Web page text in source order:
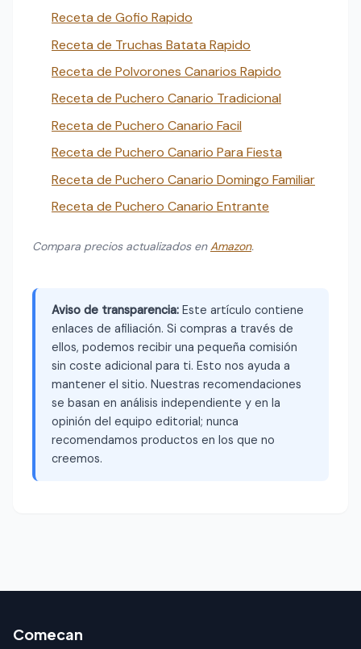
Receta de Gofio Rapido
Receta de Truchas Batata Rapido
Receta de Polvorones Canarios Rapido
Receta de Puchero Canario Tradicional
Receta de Puchero Canario Facil
Receta de Puchero Canario Para Fiesta
Receta de Puchero Canario Domingo Familiar
Receta de Puchero Canario Entrante
Compara precios actualizados enAmazon.
Aviso de transparencia: Este artículo contiene
enlaces de afiliación. Si compras a través de
ellos, podemos recibir una pequeña comisión
sin coste adicional para ti. Esto nos ayuda a
mantener el sitio. Nuestras recomendaciones
se basan en análisis independiente y en la
opinión del equipo editorial; nunca
recomendamos productos en los que no
creemos.
Comecan